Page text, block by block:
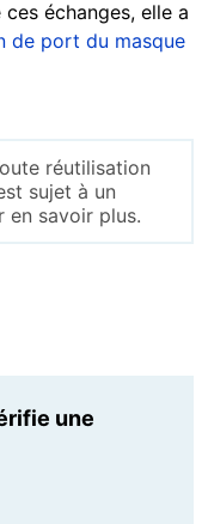
échanges, elle a
de port du masque
réutilisation
sujet à un
en savoir plus.
une